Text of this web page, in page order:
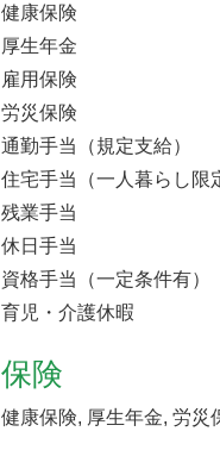
健康保険
厚生年金
雇用保険
労災保険
通勤手当（規定支給）
住宅手当（一人暮らし限
残業手当
休日手当
資格手当（一定条件有）
育児・介護休暇
保険
健康保険, 厚生年金, 労災